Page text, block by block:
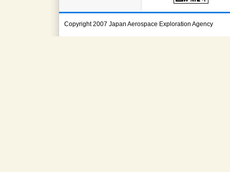
Copyright 2007 Japan Aerospace Exploration Agency